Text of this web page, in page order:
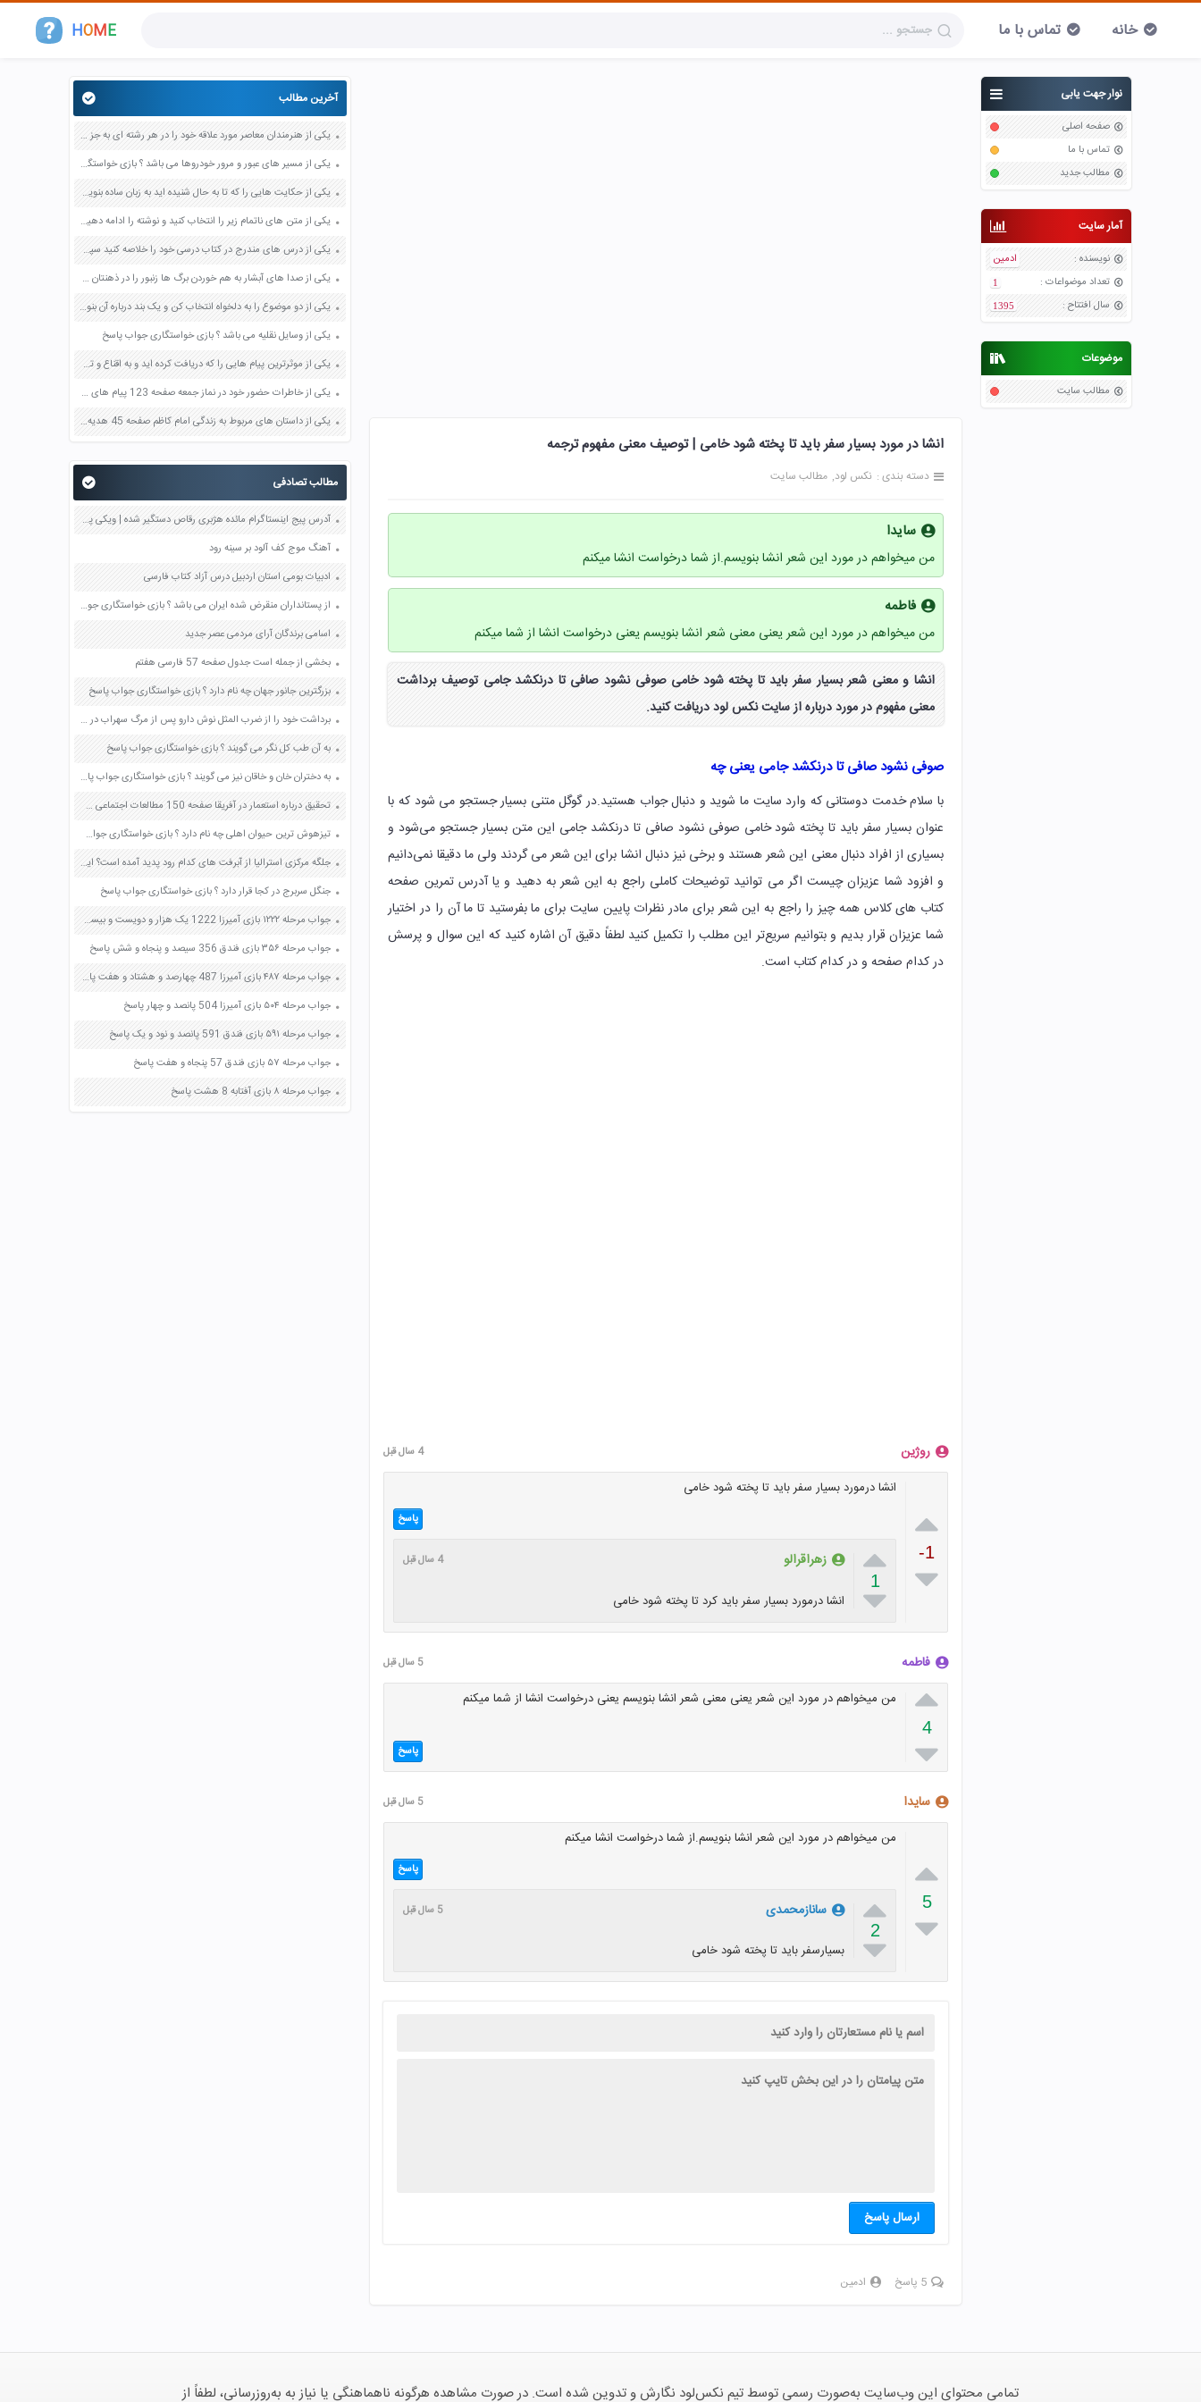
HOME خانه تماس با ما
نوار جهت یابی
صفحه اصلی
تماس با ما
مطالب جدید
آمار سایت
نویسنده :
ادمین
تعداد موضواعات :
1
سال افتتاح :
1395
موضوعات
مطالب سایت
انشا در مورد بسیار سفر باید تا پخته شود خامی | توصیف معنی مفهوم ترجمه
دسته بندی : نکس لود مطالب سایت
سایدا
من میخواهم در مورد این شعر انشا بنویسم.از شما درخواست انشا میکنم
فاطمه
من میخواهم در مورد این شعر یعنی معنی شعر انشا بنویسم یعنی درخواست انشا از شما میکنم
انشا و معنی شعر بسیار سفر باید تا پخته شود خامی صوفی نشود صافی تا درنکشد جامی توصیف برداشت
معنی مفهوم در مورد درباره از سایت نکس لود دریافت کنید.
صوفی نشود صافی تا درنکشد جامی یعنی چه
با سلام خدمت دوستانی که وارد سایت ما شوید و دنبال جواب هستید.در گوگل متنی بسیار جستجو می شود که با
عنوان بسیار سفر باید تا پخته شود خامی صوفی نشود صافی تا درنکشد جامی این متن بسیار جستجو می‌شود و
بسیاری از افراد دنبال معنی این شعر هستند و برخی نیز دنبال انشا برای این شعر می گردند ولی ما دقیقا نمی‌دانیم
و افزود شما عزیزان چیست اگر می توانید توضیحات کاملی راجع به این شعر به دهید و یا آدرس تمرین صفحه
کتاب های کلاس همه چیز را راجع به این شعر برای مادر نظرات پایین سایت برای ما بفرستید تا ما آن را در اختیار
شما عزیزان قرار بدیم و بتوانیم سریع‌تر این مطلب را تکمیل کنید لطفاً دقیق آن اشاره کنید که این سوال و پرسش
در کدام صفحه و در کدام کتاب است.
روژین 4 سال قبل

-1

انشا درمورد بسیار سفر باید تا پخته شود خامی
پاسخ

1

زهراقرالو 4 سال قبل
انشا درمورد بسیار سفر باید کرد تا پخته شود خامی
فاطمه 5 سال قبل

4

من میخواهم در مورد این شعر یعنی معنی شعر انشا بنویسم یعنی درخواست انشا از شما میکنم
پاسخ
سایدا 5 سال قبل

5

من میخواهم در مورد این شعر انشا بنویسم.از شما درخواست انشا میکنم
پاسخ

2

سانازمحمدی 5 سال قبل
بسیارسفر باید تا پخته شود خامی
ارسال پاسخ
5 پاسخ ادمین
آخرین مطالب
یکی از هنرمندان معاصر مورد علاقه خود را در هر رشته ای به جز عکاسی صفحه 69 فرهنگ و هنر نهم
یکی از مسیر های عبور و مرور خودروها می باشد ؟ بازی خواستگاری جواب پاسخ
یکی از حکایت هایی را که تا به حال شنیده اید به زبان ساده بنویسید صفحه 97 نگارش ششم دبستان
یکی از متن های ناتمام زیر را انتخاب کنید و نوشته را ادامه دهید صفحه 73 و 74 کتاب نگارش فارسی پنجم دبستان
یکی از درس های مندرج در کتاب درسی خود را خلاصه کنید سپس متن خلاصه شده را با بهره گیری از روش های دسته بندی نمودار جدول نقشه مفهومی نشان دهید صفحه 118 نگارش یازدهم
یکی از صدا های آبشار به هم خوردن برگ ها زنبور را در ذهنتان مجسم کنید و درباره آن یک بند بنویسید صفحه 11 نگارش پنجم
یکی از دو موضوع را به دلخواه انتخاب کن و یک بند درباره آن بنویس صفحه 35 کتاب نگارش فارسی سوم
یکی از وسایل نقلیه می باشد ؟ بازی خواستگاری جواب پاسخ
یکی از موثرترین پیام هایی را که دریافت کرده اید و به اقناع و تغییری جدی در شما منجر شده است برسی کنید و علت این تاثیر گذاری قابل توجه را بنویسید صفحه 52 تفکر و سواد رسانه ای دهم
یکی از خاطرات حضور خود در نماز جمعه صفحه 123 پیام های آسمان هفتم
یکی از داستان های مربوط به زندگی امام کاظم صفحه 45 هدیه های آسمان چهارم
مطالب تصادفی
آدرس پیج اینستاگرام مائده هژبری رقاص دستگیر شده | ویکی پدیا
آهنگ موج کف آلود بر سینه رود
ادبیات بومی استان اردبیل درس آزاد کتاب فارسی
از پستانداران منقرض شده ایران می باشد ؟ بازی خواستگاری جواب پاسخ
اسامی برندگان آرای مردمی عصر جدید
بخشی از جمله است جدول صفحه 57 فارسی هفتم
بزرگترین جانور جهان چه نام دارد ؟ بازی خواستگاری جواب پاسخ
برداشت خود را از ضرب المثل نوش دارو پس از مرگ سهراب در یک بند بنویسید صفحه 37 کتاب نگارش فارسی ششم
به آن طب کل نگر می گویند ؟ بازی خواستگاری جواب پاسخ
به دختران خان و خاقان نیز می گویند ؟ بازی خواستگاری جواب پاسخ
تحقیق درباره استعمار در آفریقا صفحه 150 مطالعات اجتماعی هشتم
تیزهوش ترین حیوان اهلی چه نام دارد ؟ بازی خواستگاری جواب پاسخ
جلگه مرکزی استرالیا از آبرفت های کدام رود پدید آمده است؟ این رود به کجا می ریزد؟ صفحه 162 مطالعات اجتماعی هشتم
جنگل سربرج در کجا قرار دارد ؟ بازی خواستگاری جواب پاسخ
جواب مرحله ۱۲۲۲ بازی آمیرزا 1222 یک هزار و دویست و بیست و دو پاسخ
جواب مرحله ۳۵۶ بازی فندق 356 سیصد و پنجاه و شش پاسخ
جواب مرحله ۴۸۷ بازی آمیرزا 487 چهارصد و هشتاد و هفت پاسخ
جواب مرحله ۵۰۴ بازی آمیرزا 504 پانصد و چهار پاسخ
جواب مرحله ۵۹۱ بازی فندق 591 پانصد و نود و یک پاسخ
جواب مرحله ۵۷ بازی فندق 57 پنجاه و هفت پاسخ
جواب مرحله ۸ بازی آفتابه 8 هشت پاسخ
تمامی محتوای این وب‌سایت به‌صورت رسمی توسط تیم نکس‌لود نگارش و تدوین شده است. در صورت مشاهده هرگونه ناهماهنگی یا نیاز به به‌روزرسانی، لطفاً از